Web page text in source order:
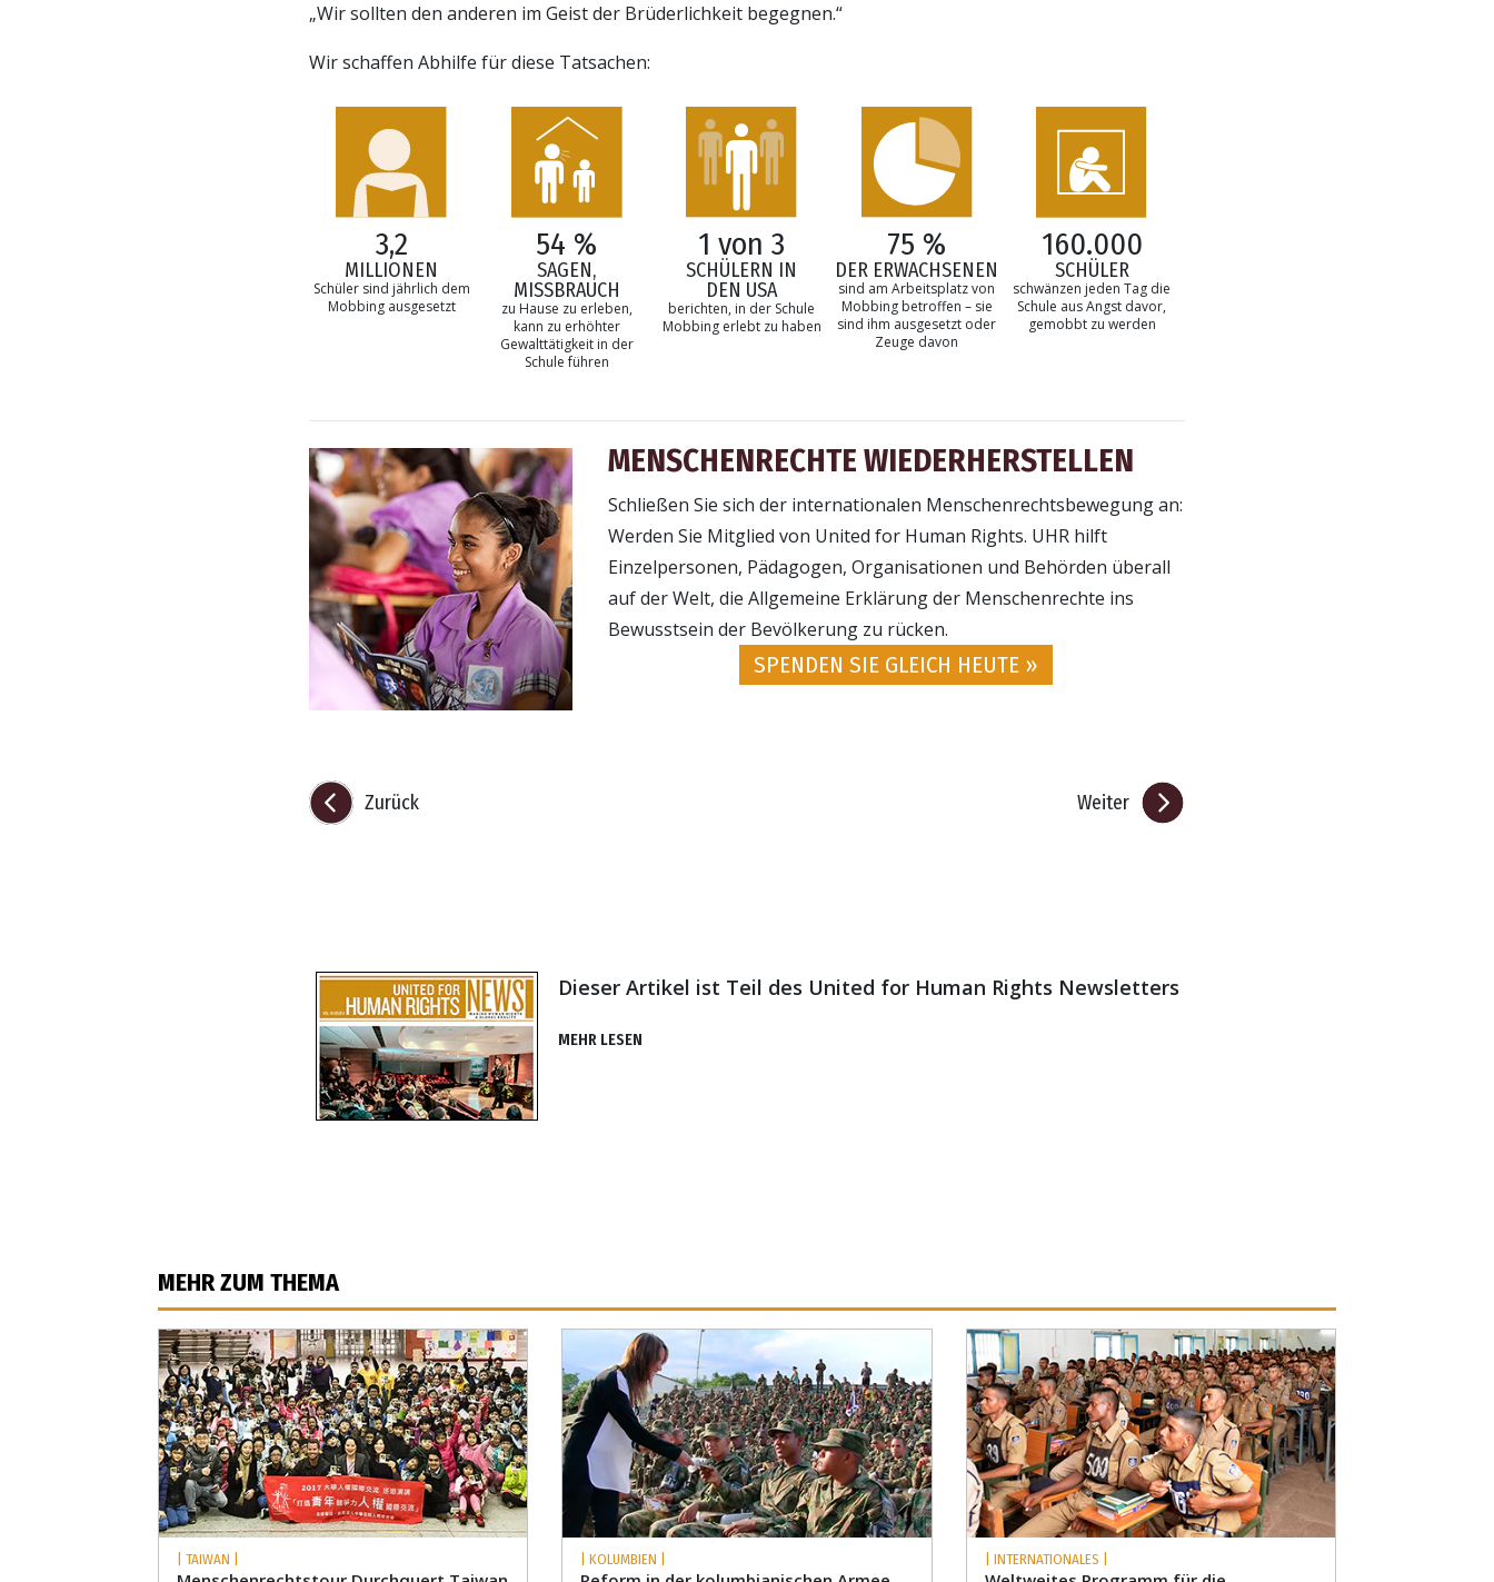
„Wir sollten den anderen im Geist der Brüderlichkeit begegnen.“
Wir schaffen Abhilfe für diese Tatsachen:
3,2
MILLIONEN
Schüler sind jährlich dem
Mobbing ausgesetzt
54 %
SAGEN,
MISSBRAUCH
zu Hause zu erleben,
kann zu erhöhter
Gewalttätigkeit in der
Schule führen
1 von 3
SCHÜLERN IN
DEN USA
berichten, in der Schule
Mobbing erlebt zu haben
75 %
DER ERWACHSENEN
sind am Arbeitsplatz von
Mobbing betroffen – sie
sind ihm ausgesetzt oder
Zeuge davon
160.000
SCHÜLER
schwänzen jeden Tag die
Schule aus Angst davor,
gemobbt zu werden
MENSCHENRECHTE WIEDERHERSTELLEN
Schließen Sie sich der internationalen Menschenrechtsbewegung an:
Werden Sie Mitglied von United for Human Rights. UHR hilft
Einzelpersonen, Pädagogen, Organisationen und Behörden überall
auf der Welt, die Allgemeine Erklärung der Menschenrechte ins
Bewusstsein der Bevölkerung zu rücken.
SPENDEN SIE GLEICH HEUTE »
Zurück Weiter
Dieser Artikel ist Teil des United for Human Rights Newsletters
MEHR LESEN
MEHR ZUM THEMA
| TAIWAN | | KOLUMBIEN | | INTERNATIONALES |